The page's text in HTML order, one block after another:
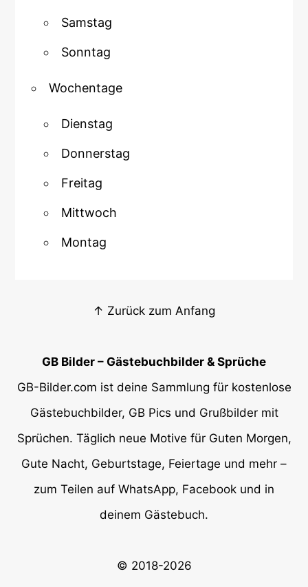
Samstag
Sonntag
Wochentage
Dienstag
Donnerstag
Freitag
Mittwoch
Montag
↑ Zurück zum Anfang
GB Bilder – Gästebuchbilder & Sprüche
GB-Bilder.com ist deine Sammlung für kostenlose
Gästebuchbilder, GB Pics und Grußbilder mit
Sprüchen. Täglich neue Motive für Guten Morgen,
Gute Nacht, Geburtstage, Feiertage und mehr –
zum Teilen auf WhatsApp, Facebook und in
deinem Gästebuch.
© 2018-2026